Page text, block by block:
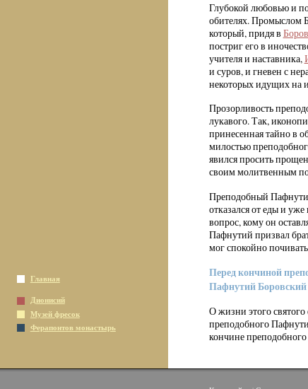
Главная
Дионисий
Музей фресок
Ферапонтов монастырь
Глубокой любовью и
обителях. Промыслом
который, придя в
постриг его в
учителя и наставника,
и суров, и гневен с
некоторых идущих на
Прозорливость
лукавого. Так,
принесенная тайно в
милостью
явился просить
своим молитвенным
Преподобный
отказался от еды и
вопрос, кому он
Пафнутий призвал
мог спокойно
Перед кончиной
Пафнутий Боровский
О жизни этого
преподобного
кончине